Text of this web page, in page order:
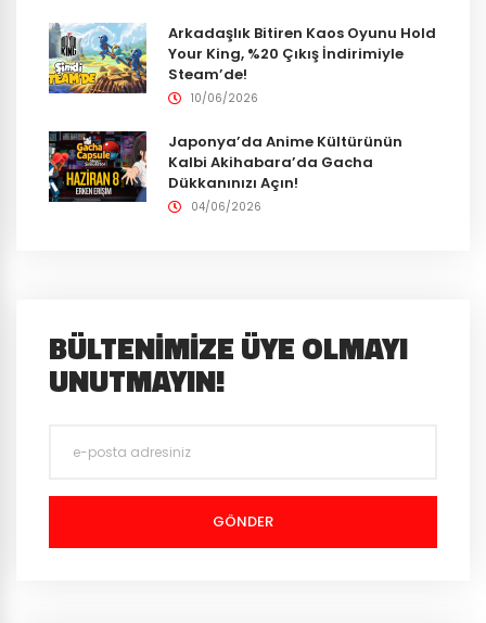
Arkadaşlık Bitiren Kaos Oyunu Hold
Your King, %20 Çıkış İndirimiyle
Steam’de!
10/06/2026
Japonya’da Anime Kültürünün
Kalbi Akihabara’da Gacha
Dükkanınızı Açın!
04/06/2026
BÜLTENIMIZE ÜYE OLMAYI
UNUTMAYIN!